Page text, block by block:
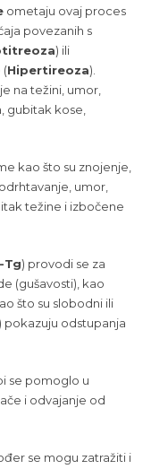
ometaju ovaj proces
povezanih s
) ili
(Hipertireoza).
na težini, umor,
gubitak kose,
kao što su znojenje,
umor,
težine i izbočene
Tg) provodi se za
(gušavosti), kao
što su slobodni ili
pokazuju odstupanja
se pomoglo u
i odvajanje od
se mogu zatražiti i